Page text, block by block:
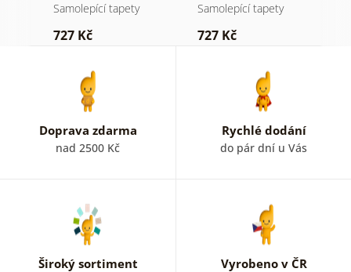
pastelovým
Samolepící tapety
727 Kč
mlze
Samolepící tapety
727 Kč
Doprava zdarma
nad 2500 Kč
Rychlé dodání
do pár dní u Vás
Široký sortiment Vyrobeno v ČR